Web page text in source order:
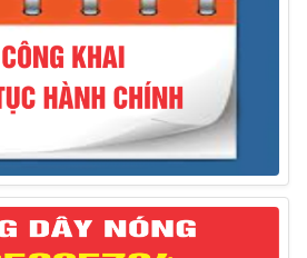
cung ứng lao động Việt Nam
International Engineering Co.,Ltd
ký tiếp công dân định kỳ đợt 02
tịch UBND huyện
công tác của Chủ tịch, các Phó Chủ